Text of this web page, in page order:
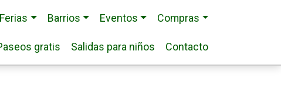
Ferias Barrios Eventos Compras
gratis Salidas para niños Contacto